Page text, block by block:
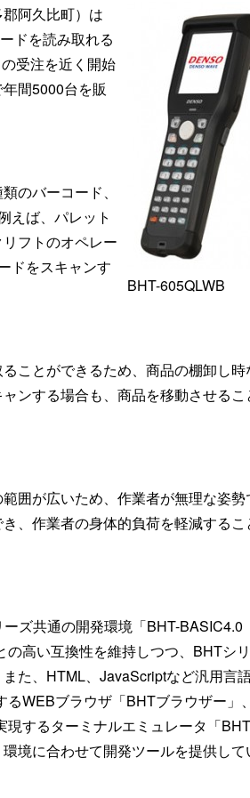
BHT-605QLWB
阿久比町）は
ドを読み取れる
受注を近く開始
間5000台を販
のバーコード、
えば、パレット
フトのオペレー
ドをスキャンす
ことができるため、商品の棚卸し時
ンする場合も、商品を移動させるこ
囲が広いため、作業者が無理な姿勢
、作業者の身体的負荷を軽減するこ
ズ共通の開発環境「BHT-BASIC4.0
高い互換性を維持しつつ、BHTシ
た、HTML、JavaScriptなど汎用言
WEBブラウザ「BHTブラウザー」、
するターミナルエミュレータ「
境に合わせて開発ツールを提供して